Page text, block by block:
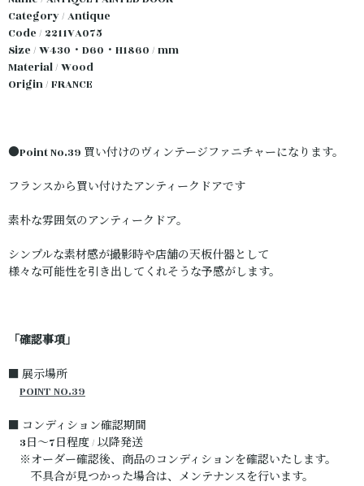
Category / Antique
Code / 2211VA075
Size / W430・D60・H1860 / mm
Material / Wood
Origin / FRANCE
●Point No.39 買い付けのヴィンテージファニチャーになります。
フランスから買い付けたアンティークドアです
素朴な雰囲気のアンティークドア。
シンプルな素材感が撮影時や店舗の天板什器として
様々な可能性を引き出してくれそうな予感がします。
「確認事項」
■ 展示場所
POINT NO.39
■ コンディション確認期間
3日～7日程度 / 以降発送
※オーダー確認後、商品のコンディションを確認いたします。
不具合が見つかった場合は、メンテナンスを行います。